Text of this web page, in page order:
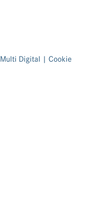
Multi Digital | Cookie